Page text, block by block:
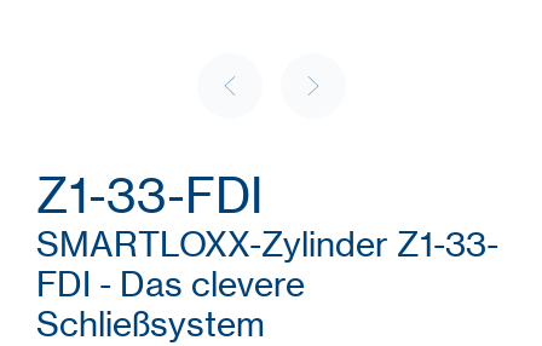
Z1-33-FDI
SMARTLOXX-Zylinder Z1-33-
FDI - Das clevere
Schließsystem